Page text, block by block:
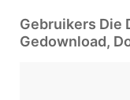
Gebruikers Die
Gedownload,